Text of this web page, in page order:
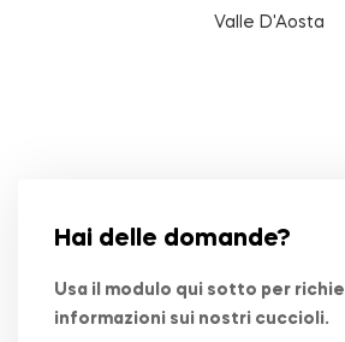
Valle D'Aosta
Hai delle domande?
Usa il modulo qui sotto per
informazioni sui nostri cuccioli.